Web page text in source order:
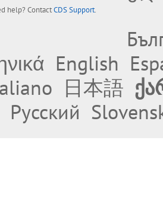
help? ContactCDS Support.
English
日本語
Русский